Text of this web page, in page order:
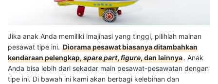
Jika anak Anda memiliki imajinasi yang tinggi, pilihlah mainan
pesawat tipe ini. Diorama pesawat biasanya ditambahkan
kendaraan pelengkap,spare part,figure, dan lainnya. Anak
Anda bisa lebih dari sekadar main pesawat-pesawatan dengan
tipe ini. Di bawah ini kami akan berbagi kelebihan dan